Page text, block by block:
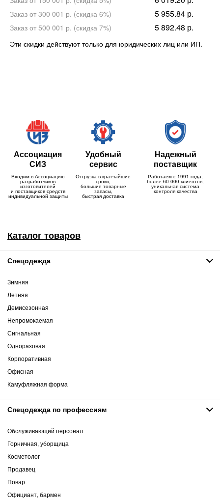
Заказ от 300 001 р. (скидка 6%) 5 955.84 р.
Заказ от 500 001 р. (скидка 7%) 5 892.48 р.
Эти скидки действуют только для юридических лиц или ИП.
Ассоциация
СИЗ
Входим в Ассоциацию
разработчиков
изготовителей
и поставщиков средств
индивидуальной защиты
Удобный
сервис
Отгрузка в кратчайшие
сроки,
большие товарные
запасы,
быстрая доставка
Надежный
поставщик
Работаем с 1991 года,
более 60 000 клиентов,
уникальная система
контроля качества
Каталог товаров
Спецодежда
Зимняя
Летняя
Демисезонная
Непромокаемая
Сигнальная
Одноразовая
Корпоративная
Офисная
Камуфляжная форма
Спецодежда по профессиям
Обслуживающий персонал
Горничная, уборщица
Косметолог
Продавец
Повар
Официант, бармен